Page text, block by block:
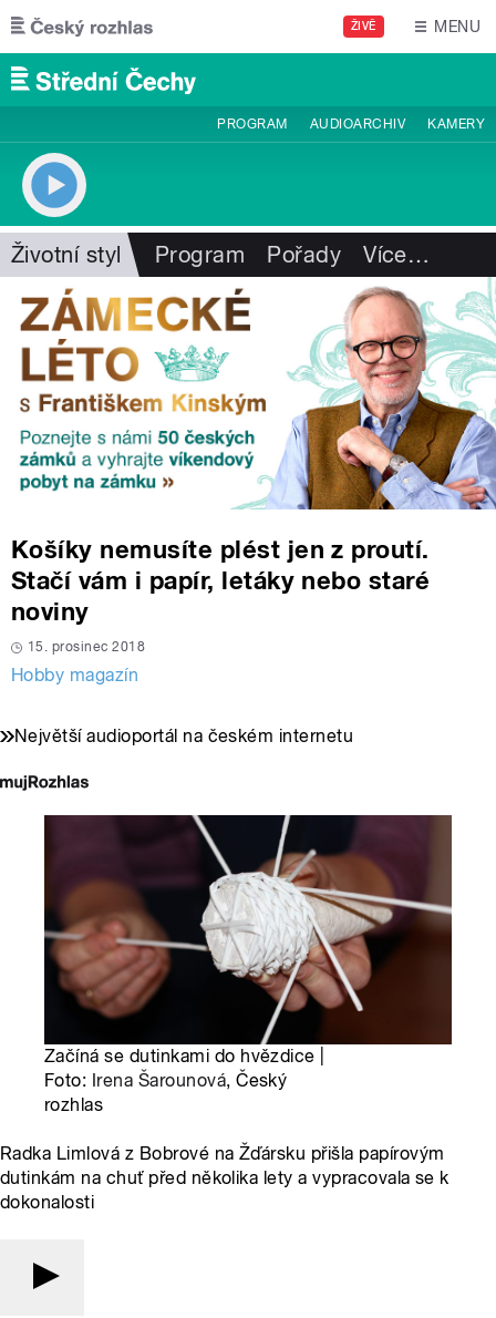
Přejít k hlavnímu obsahu
ŽIVĚ MENU
PROGRAM AUDIOARCHIV KAMERY
Životní styl Program Pořady Více…
Košíky nemusíte plést jen z proutí.
Stačí vám i papír, letáky nebo staré
noviny
15. prosinec 2018
Hobby magazín
Největší audioportál na českém internetu
Začíná se dutinkami do hvězdice |
Foto: Irena Šarounová, Český
rozhlas
Radka Limlová z Bobrové na Žďársku přišla papírovým
dutinkám na chuť před několika lety a vypracovala se k
dokonalosti